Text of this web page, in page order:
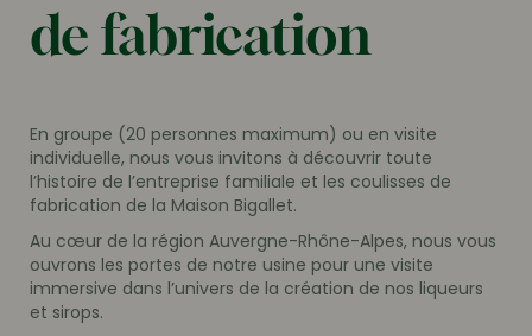
de fabrication
En groupe (20 personnes maximum) ou en visite
individuelle, nous vous invitons à découvrir toute
l’histoire de l’entreprise familiale et les coulisses de
fabrication de la Maison Bigallet.
Au cœur de la région Auvergne-Rhône-Alpes, nous vous
ouvrons les portes de notre usine pour une visite
immersive dans l’univers de la création de nos liqueurs
et sirops.